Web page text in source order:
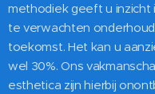
methodiek geeft u inzicht
te verwachten
toekomst. Het kan u
wel 30%. Ons
esthetica zijn hierbij